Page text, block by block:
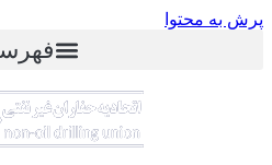
پرش به محتوا